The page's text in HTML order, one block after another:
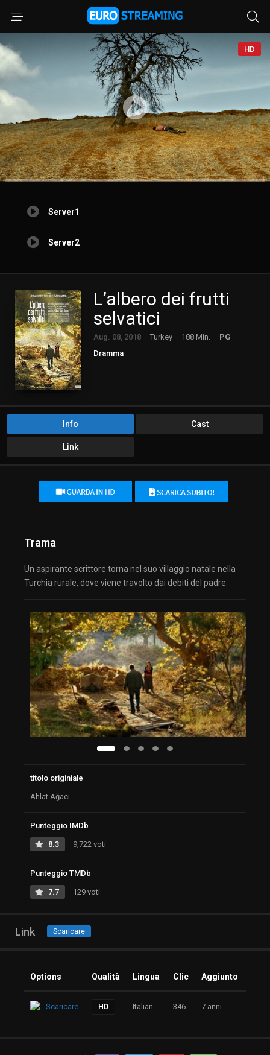
HD
Server1
Server2
L’albero dei frutti
selvatici
Aug. 08, 2018 Turkey 188 Min.
PG
Dramma
Info Cast
Link
Trama
Un aspirante scrittore torna nel suo villaggio natale nella
Turchia rurale, dove viene travolto dai debiti del padre.
titolo originiale
Ahlat Ağacı
Punteggio IMDb
8.3 9,722 voti
Punteggio TMDb
7.7 129 voti
Link Scaricare
Options Qualità Lingua Clic Aggiunto
Scaricare HD Italian 346 7 anni